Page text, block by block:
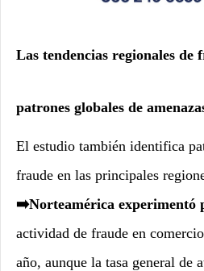
Las tendencias regionales de
patrones globales de
El estudio también identifica
fraude en las principales
➡️Norteamérica experimentó
actividad de fraude en
año, aunque la tasa general de